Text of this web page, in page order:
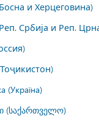
и Херцеговина)
Србија и Реп.
(Україна)
(საქართველო)